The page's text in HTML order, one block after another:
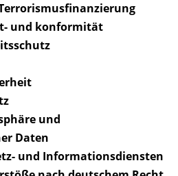
und konformität
und
Daten
und Informationsdiensten